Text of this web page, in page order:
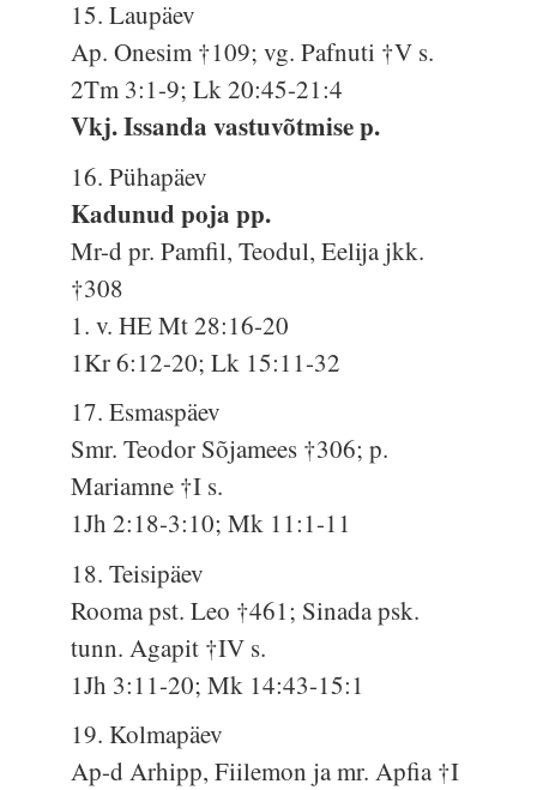
15. Laupäev
Ap. Onesim †109; vg. Pafnuti †V s.
2Tm 3:1-9; Lk 20:45-21:4
Vkj. Issanda vastuvõtmise p.
16. Pühapäev
Kadunud poja pp.
Mr-d pr. Pamfil, Teodul, Eelija jkk.
†308
1. v. HE Mt 28:16-20
1Kr 6:12-20; Lk 15:11-32
17. Esmaspäev
Smr. Teodor Sõjamees †306; p.
Mariamne †I s.
1Jh 2:18-3:10; Mk 11:1-11
18. Teisipäev
Rooma pst. Leo †461; Sinada psk.
tunn. Agapit †IV s.
1Jh 3:11-20; Mk 14:43-15:1
19. Kolmapäev
Ap-d Arhipp, Fiilemon ja mr. Apfia †I